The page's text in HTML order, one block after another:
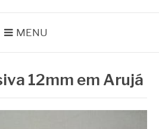
MENU
12mm em Arujá